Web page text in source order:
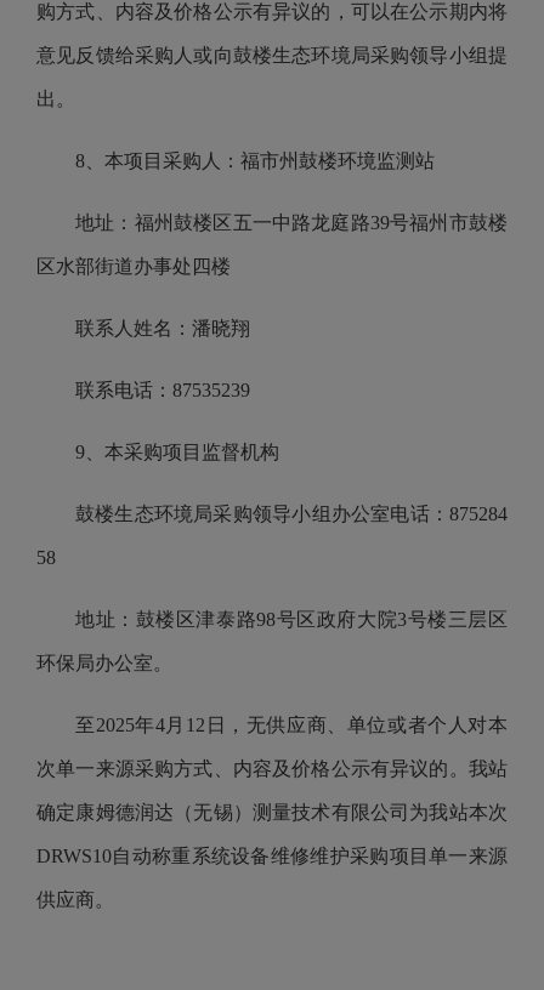
购方式、内容及价格公示有异议的，可以在公示期内将
意见反馈给采购人或向鼓楼生态环境局采购领导小组提
出。
8、本项目采购人：福市州鼓楼环境监测站
地址：福州鼓楼区五一中路龙庭路39号福州市鼓楼
区水部街道办事处四楼
联系人姓名：潘晓翔
联系电话：87535239
9、本采购项目监督机构
鼓楼生态环境局采购领导小组办公室电话：875284
58
地址：鼓楼区津泰路98号区政府大院3号楼三层区
环保局办公室。
至2025年4月12日，无供应商、单位或者个人对本
次单一来源采购方式、内容及价格公示有异议的。我站
确定康姆德润达（无锡）测量技术有限公司为我站本次
DRWS10自动称重系统设备维修维护采购项目单一来源
供应商。